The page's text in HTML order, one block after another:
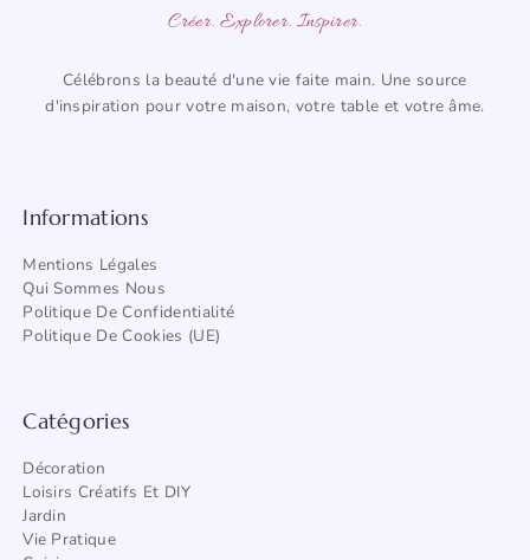
Créer. Explorer. Inspirer.
Célébrons la beauté d'une vie faite main. Une source
d'inspiration pour votre maison, votre table et votre âme.
Informations
Mentions Légales
Qui Sommes Nous
Politique De Confidentialité
Politique De Cookies (UE)
Catégories
Décoration
Loisirs Créatifs Et DIY
Jardin
Vie Pratique